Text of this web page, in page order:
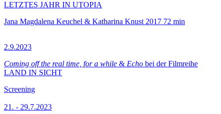
LETZTES JAHR IN UTOPIA
Jana Magdalena Keuchel & Katharina Knust 2017 72 min
2.9.2023
Coming off the real time, for a while & Echo bei der Filmreihe
LAND IN SICHT
Screening
21. - 29.7.2023